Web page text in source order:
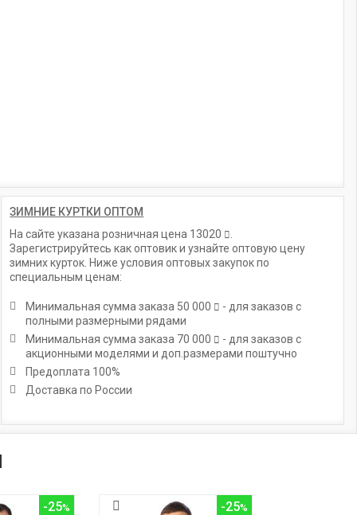
ЗИМНИЕ КУРТКИ ОПТОМ
На сайте указана розничная цена 13020
Зарегистрируйтесь как оптовик и узнайте оптовую цену
зимних курток. Ниже условия оптовых закупок по
специальным ценам:
Минимальная сумма заказа 50 000
- для заказов с
полными размерными рядами
Минимальная сумма заказа 70 000
- для заказов с
акционными моделями и доп.размерами поштучно
Предоплата 100%
Доставка по России
-25 -25